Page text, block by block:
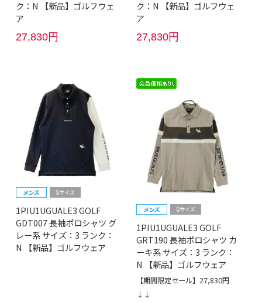
ク：N 【新品】ゴルフウェ
ア
27,830円
ク：N 【新品】ゴルフウェ
ア
27,830円
1PIU1UGUALE3 GOLF
GDT007 長袖ポロシャツ グ
レー系 サイズ：3 ランク：
N 【新品】ゴルフウェア
1PIU1UGUALE3 GOLF
GRT190 長袖ポロシャツ カ
ーキ系 サイズ：3 ランク：
N 【新品】ゴルフウェア
【期間限定セール】27,830円
↓↓